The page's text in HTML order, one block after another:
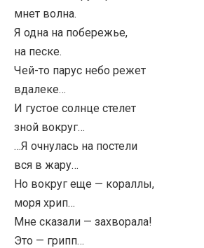
мнет волна.
Я одна на побережье,
на песке.
Чей-то парус небо режет
вдалеке…
И густое солнце стелет
зной вокруг…
…Я очнулась на постели
вся в жару…
Но вокруг еще — кораллы,
моря хрип…
Мне сказали — захворала!
Это — грипп…